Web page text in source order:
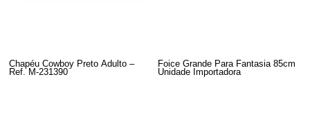
Chapéu Cowboy Preto Adulto –
Ref. M-231390
Foice Grande Para Fantasia 85cm
Unidade Importadora